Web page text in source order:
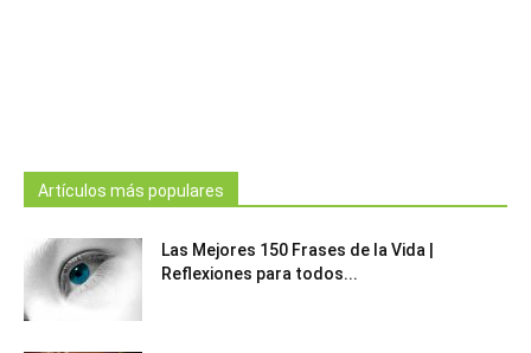
Artículos más populares
Las Mejores 150 Frases de la Vida |
Reflexiones para todos...